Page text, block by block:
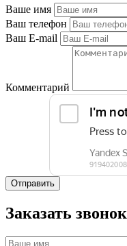
Ваше имя
Ваш телефон
Ваш E-mail
Комментарий
Отправить
Заказать звонок